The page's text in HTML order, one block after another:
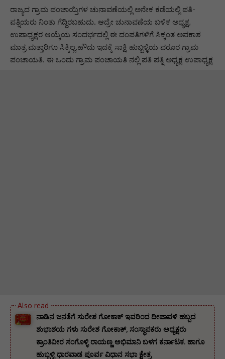
ರಾಜ್ಯದ ಗ್ರಾಮ ಪಂಚಾಯ್ತಿಗಳ ಚುನಾವಣೆಯಲ್ಲಿ ಅನೇಕ ಕಡೆಯಲ್ಲಿ ಪತಿ-
ಪತ್ನಿಯರು ನಿಂತು ಗೆದ್ದಿರಬಹುದು. ಆದ್ರೇ ಚುನಾವಣೆಯ ಬಳಿಕ ಅಧ್ಯಕ್ಷ,
ಉಪಾಧ್ಯಕ್ಷರ ಆಯ್ಕೆಯ ಸಂದರ್ಭದಲ್ಲಿ ಈ ದಂಪತಿಗಳಿಗೆ ಸಿಕ್ಕಂತ ಅವಕಾಶ
ಮಾತ್ರ ಮತ್ತಾರಿಗೂ ಸಿಕ್ಕಿಲ್ಲ.ಹೌದು ಇದಕ್ಕೆ ಸಾಕ್ಷಿ ಹುಬ್ಬಳ್ಳಿಯ ವರೂರ ಗ್ರಾಮ
ಪಂಚಾಯತಿ. ಈ ಒಂದು ಗ್ರಾಮ ಪಂಚಾಯತಿ ನಲ್ಲಿ ಪತಿ ಪತ್ನಿ ಅಧ್ಯಕ್ಷ ಉಪಾಧ್ಯಕ್ಷ
ನಾಡಿನ ಜನತೆಗೆ ಸುರೇಶ ಗೋಕಾಕ್ ಇವರಿಂದ ದೀಪಾವಳಿ ಹಬ್ಬದ
ಶುಭಾಶಯ ಗಳು ಸುರೇಶ ಗೋಕಾಕ್, ಸಂಸ್ಥಾಪಕರು ಅಧ್ಯಕ್ಷರು
ಕ್ರಾಂತಿವೀರ ಸಂಗೊಳ್ಳಿ ರಾಯಣ್ಣ ಅಭಿಮಾನಿ ಬಳಗ ಕರ್ನಾಟಕ. ‌ಹಾಗೂ
ಹುಬ್ಬಳ್ಳಿ ಧಾರವಾಡ ಪೂರ್ವ ವಿಧಾನ ಸಭಾ ಕ್ಷೇತ್ರ